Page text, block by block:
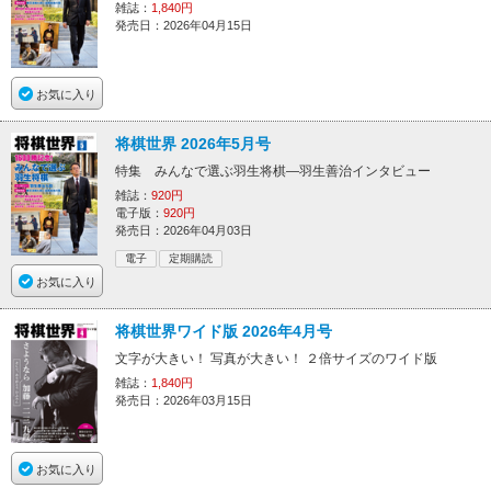
お気に入り
雑誌： 1,840円
発売日：2026年04月15日
お気に入り
将棋世界 2026年5月号
特集 みんなで選ぶ羽生将棋―羽生善治インタビュー
雑誌： 920円
電子版： 920円
発売日：2026年04月03日
電子 定期購読
お気に入り
将棋世界ワイド版 2026年4月号
文字が大きい！ 写真が大きい！ ２倍サイズのワイド版
雑誌： 1,840円
発売日：2026年03月15日